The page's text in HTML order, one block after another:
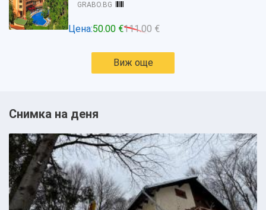
GRABO.BG
Цена:50.00 €111.00 €
Виж още
Снимка на деня